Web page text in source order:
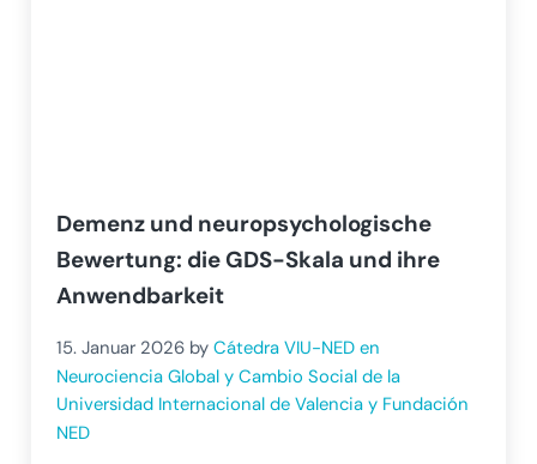
Demenz und neuropsychologische
Bewertung: die GDS-Skala und ihre
Anwendbarkeit
15. Januar 2026 byCátedra VIU-NED en
Neurociencia Global y Cambio Social de la
Universidad Internacional de Valencia y Fundación
NED